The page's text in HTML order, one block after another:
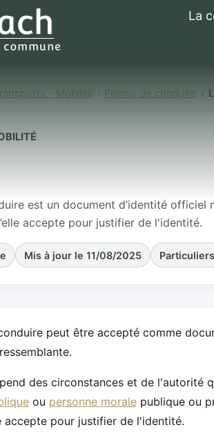
La
- Mobilité Permis de conduire
de?
est un document d’identité
accepte pour justifier de l'identité.
Mis à jour le 11/08/2025 Particuliers
peut être accepté comme
des circonstances et de l'autorité
ou personne moralepublique ou
accepte pour justifier de l'identité.